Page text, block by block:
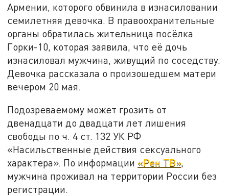
Армении, которого обвинила в изнасиловании
семилетняя девочка. В правоохранительные
органы обратилась жительница посёлка
Горки-10, которая заявила, что её дочь
изнасиловал мужчина, живущий по соседству.
Девочка рассказала о произошедшем матери
вечером 20 мая.
Подозреваемому может грозить от
двенадцати до двадцати лет лишения
свободы по ч. 4 ст. 132 УК РФ
«Насильственные действия сексуального
характера». По информации «Рен ТВ»,
мужчина проживал на территории России без
регистрации.